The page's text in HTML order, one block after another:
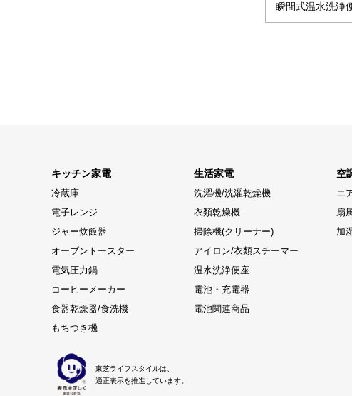
瞬間式温水洗浄
キッチン家電
冷蔵庫
電子レンジ
ジャー炊飯器
オーブントースター
電気圧力鍋
コーヒーメーカー
食器乾燥器/食洗機
もちつき機
生活家電
洗濯機/洗濯乾燥機
衣類乾燥機
掃除機(クリーナー)
アイロン/衣類スチーマー
温水洗浄便座
電池・充電器
電池関連商品
空
エ
扇
加
東芝ライフスタイルは、
適正表示を推進しています。